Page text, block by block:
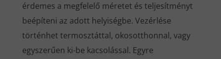
érdemes a megfelelő méretet és teljesítményt
beépíteni az adott helyiségbe. Vezérlése
történhet termosztáttal, okosotthonnal, vagy
egyszerűen ki-be kacsolással. Egyre